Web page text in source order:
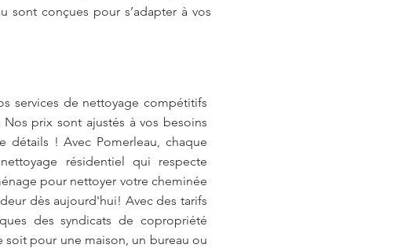
sont conçues pour s’adapter à vos
services de nettoyage compétitifs
prix sont ajustés à vos besoins
détails ! Avec Pomerleau, chaque
résidentiel qui respecte
pour nettoyer votre cheminée
dès aujourd'hui! Avec des tarifs
des syndicats de copropriété
soit pour une maison, un bureau ou